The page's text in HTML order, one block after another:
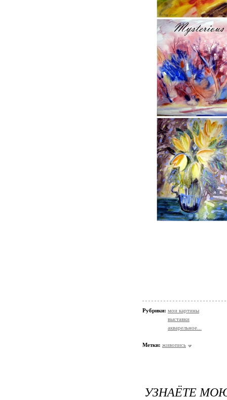
Рубрики: мои картины
выставки
акварельное...
Метки: живопись
УЗНАЁТЕ